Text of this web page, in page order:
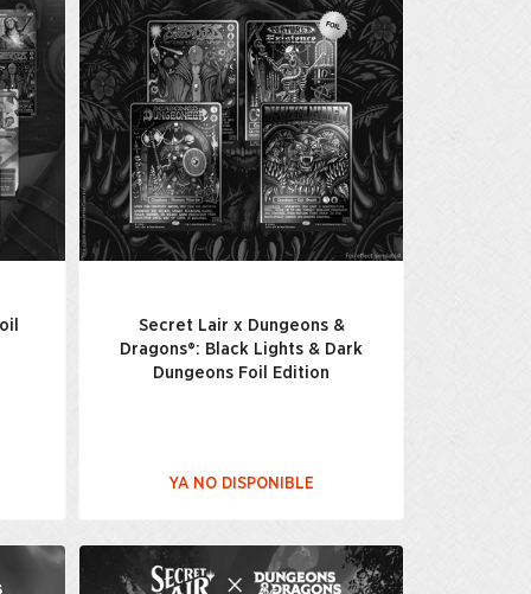
Secret Lair x Dungeons &
Dragons®: Black Lights & Dark
Dungeons Foil Edition
YA NO DISPONIBLE